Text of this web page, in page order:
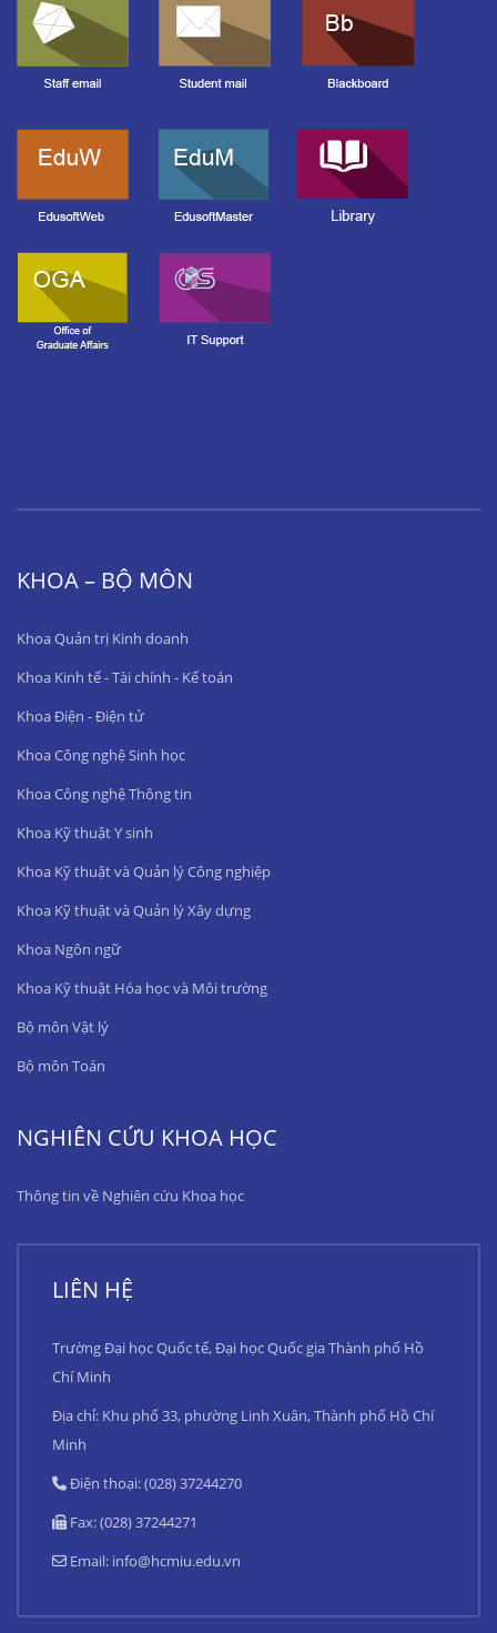
KHOA – BỘ MÔN
Khoa Quản trị Kinh doanh
Khoa Kinh tế - Tài chính - Kế toán
Khoa Điện - Điện tử
Khoa Công nghệ Sinh học
Khoa Công nghệ Thông tin
Khoa Kỹ thuật Y sinh
Khoa Kỹ thuật và Quản lý Công nghiệp
Khoa Kỹ thuật và Quản lý Xây dựng
Khoa Ngôn ngữ
Khoa Kỹ thuật Hóa học và Môi trường
Bộ môn Vật lý
Bộ môn Toán
NGHIÊN CỨU KHOA HỌC
Thông tin về Nghiên cứu Khoa học
LIÊN HỆ
Trường Đại học Quốc tế, Đại học Quốc gia Thành phố Hồ
Chí Minh
Địa chỉ: Khu phố 33, phường Linh Xuân, Thành phố Hồ Chí
Minh
Điện thoại: (028) 37244270
Fax: (028) 37244271
Email: info@hcmiu.edu.vn